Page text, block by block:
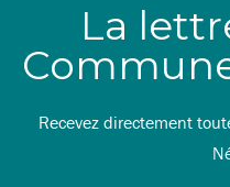
La
Recevez directement